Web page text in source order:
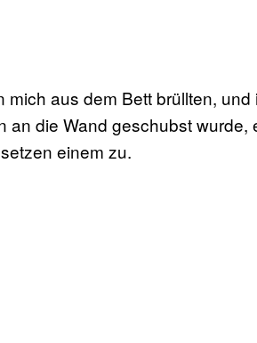
mich aus dem Bett brüllten,
an die Wand geschubst
setzen einem zu.